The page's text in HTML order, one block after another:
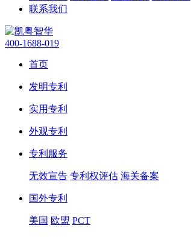
联系我们
400-1688-019
首页
发明专利
实用专利
外观专利
专利服务
无效宣告 专利权评估 海关备案
国外专利
美国 欧盟 PCT